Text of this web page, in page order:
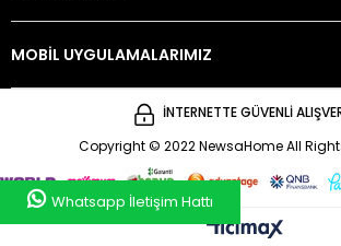
MOBİL UYGULAMALARIMIZ
İNTERNETTE GÜVENLİ
Copyright © 2022 NewsaHome All
Whatsapp İletişim Hattı